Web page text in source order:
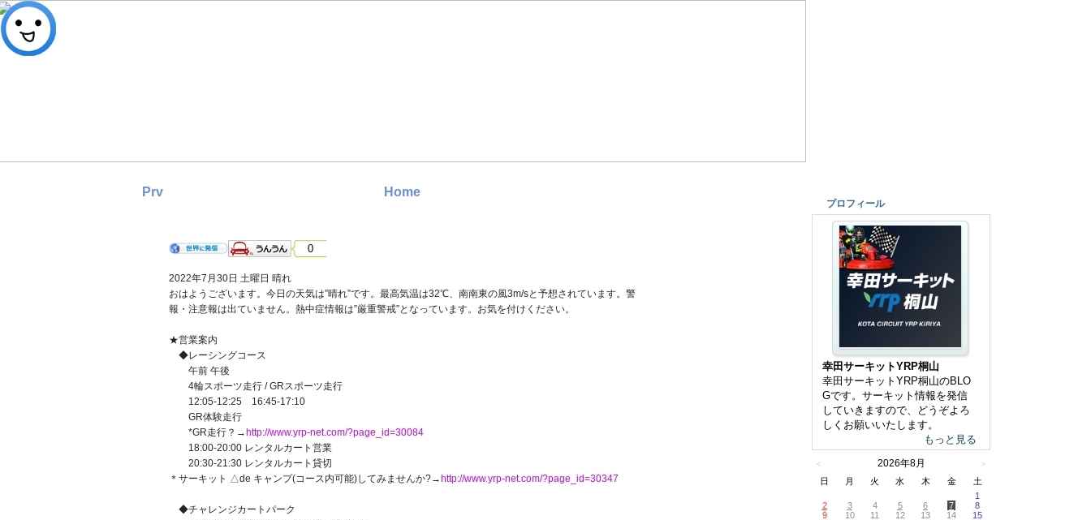
Prv Home
0
2022年7月30日 土曜日 晴れ
おはようございます。今日の天気は”晴れ”です。最高気温は32℃、南南東の風3m/sと予想されています。警
報・注意報は出ていません。熱中症情報は”厳重警戒”となっています。お気を付けください。
★営業案内
◆レーシングコース
午前 午後
4輪スポーツ走行 / GRスポーツ走行
12:05-12:25 16:45-17:10
GR体験走行
*GR走行？→ http://www.yrp-net.com/?page_id=30084
18:00-20:00 レンタルカート営業
20:30-21:30 レンタルカート貸切
＊サーキット △de キャンプ(コース内可能)してみませんか?→ http://www.yrp-net.com/?page_id=30347
◆チャレンジカートパーク
プロフィール
幸田サーキットYRP桐山
幸田サーキットYRP桐山のBLO
Gです。サーキット情報を発信
していきますので、どうぞよろ
しくお願いいたします。
もっと見る
＜ 2026年8月
＞
日
月 火 水 木 金
土
1
2
3 4 5 6 7
8
9
10 11 12 13 14
15